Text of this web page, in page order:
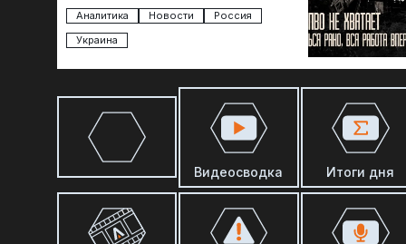
Там, ссылаясь на сотрудников…
Аналитика Новости
Россия
Украина
Видеосводка Итоги дня